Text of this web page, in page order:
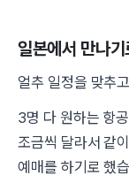
일본에서 만나
얼추 일정을 맞추
3명 다 원하는 항
조금씩 달라서 같
예매를 하기로 했